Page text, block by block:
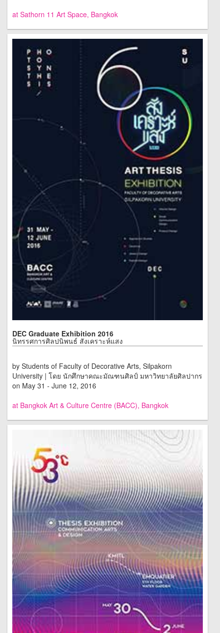
at Sathorn 11 Art Space, Bangkok
DEC Graduate Exhibition 2016
นิทรรศการศิลปนิพนธ์ สังเคราะห์แสง
by Students of Faculty of Decorative Arts, Silpakorn
University | โดย นักศึกษาคณะมัณฑนศิลป์ มหาวิทยาลัยศิลปากร
on May 31 - June 12, 2016
at Bangkok Art & Culture Centre (BACC), Bangkok